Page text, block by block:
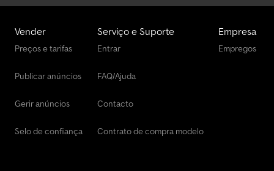
Vender
Preços e tarifas
Publicar anúncios
Gerir anúncios
Selo de confiança
Serviço e Suporte
Entrar
FAQ/Ajuda
Contacto
Contrato de compra modelo
Empresa
Empregos